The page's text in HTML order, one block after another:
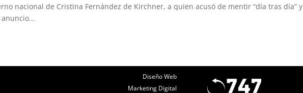
nacional de Cristina Fernández de Kirchner, a quien acusó de mentir “día tras día” y
Diseño Web
Marketing Digital